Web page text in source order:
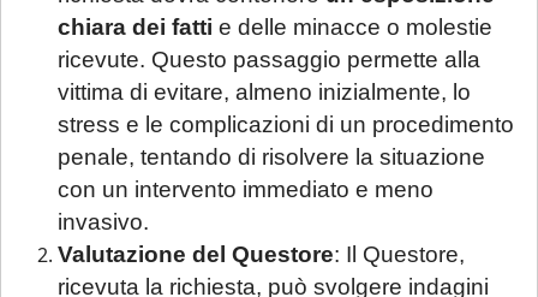
chiara dei fatti e delle minacce o molestie
ricevute. Questo passaggio permette alla
vittima di evitare, almeno inizialmente, lo
stress e le complicazioni di un procedimento
penale, tentando di risolvere la situazione
con un intervento immediato e meno
invasivo.
Valutazione del Questore: Il Questore,
ricevuta la richiesta, può svolgere indagini